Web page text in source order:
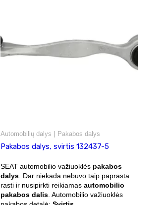
Automobilių dalys | Pakabos dalys
Pakabos dalys, svirtis 132437-5
SEAT automobilio važiuoklės pakabos
dalys. Dar niekada nebuvo taip paprasta
rasti ir nusipirkti reikiamas automobilio
pakabos dalis. Automobilio važiuoklės